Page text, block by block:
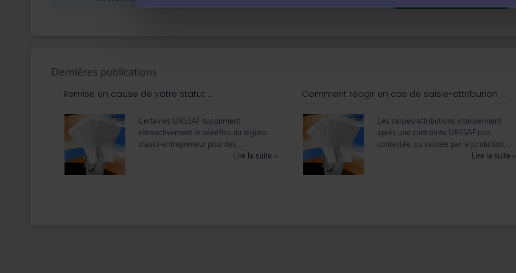
Dernières publications
Remise en cause de votre statut ...
Certaines URSSAF suppriment
rétroactivement le bénéfice du régime
d’auto-entrepreneur pour des ...
Lire la suite››
Comment réagir en cas de saisie-attribution ...
Les saisies-attributions interviennent
après une contrainte URSSAF non
contestée, ou validée par la juridiction, ...
Lire la suite››